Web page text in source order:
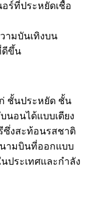
ร์ที่ประหยัดเชื้อ
ามบันเทิงบน
ดีขึ้น
ชั้นประหยัด ชั้น
นอนได้แบบเตียง
ซึ่งสะท้อนรสชาติ
นามบินที่ออกแบบ
ประเทศและกำลัง